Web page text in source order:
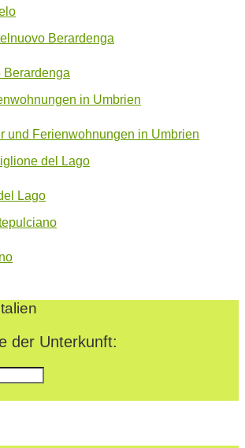
und Ferienwohnungen in Umbrien
Lago
der Unterkunft: